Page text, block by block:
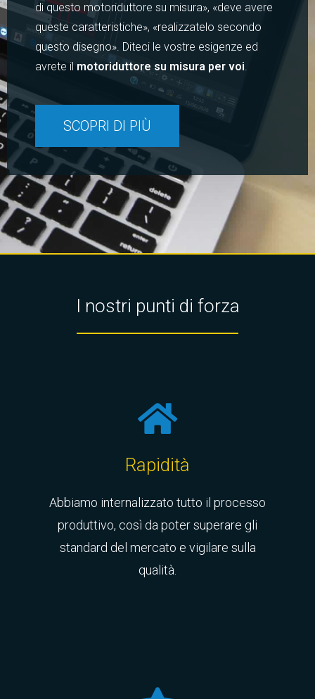
di questo motoriduttore su misura», «deve avere
queste caratteristiche», «realizzatelo secondo
questo disegno». Diteci le vostre esigenze ed
avrete il motoriduttore su misura per voi.
SCOPRI DI PIÙ
I nostri punti di forza
Rapidità
Abbiamo internalizzato tutto il processo
produttivo, così da poter superare gli
standard del mercato e vigilare sulla
qualità.